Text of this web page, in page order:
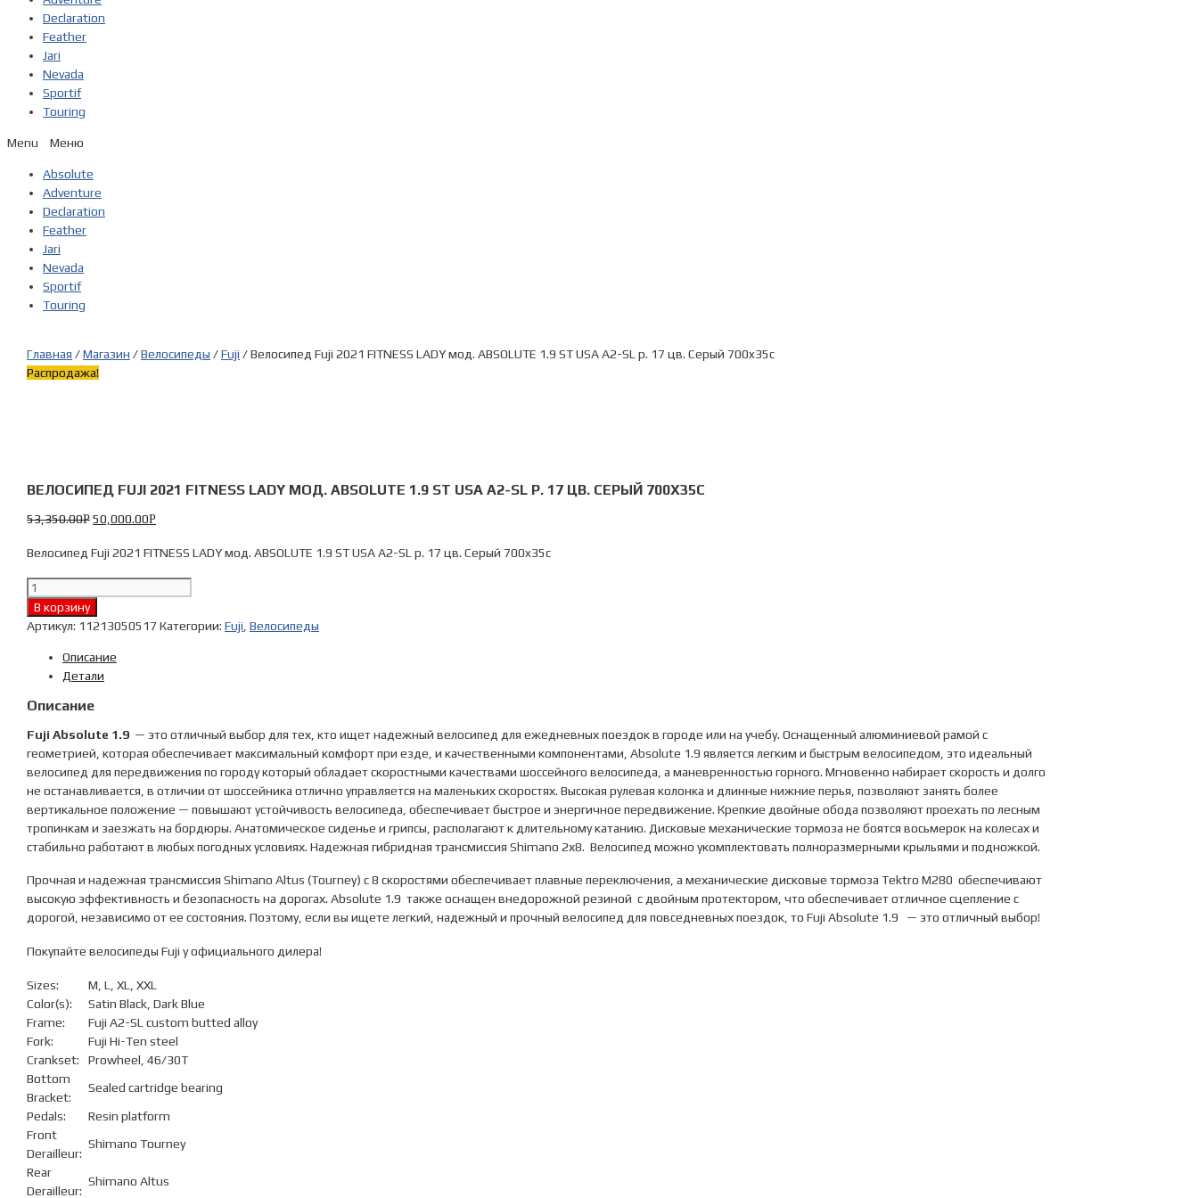
Declaration
Feather
Jari
Nevada
Sportif
Touring
Menu
Absolute
Adventure
Declaration
Feather
Jari
Nevada
Sportif
Touring
Главная /Магазин /Велосипеды /Fuji / Велосипед Fuji 2021 FITNESS LADY мод. ABSOLUTE 1.9 ST USA A2-SL р. 17 цв. Серый 700x35c
Распродажа!
ВЕЛОСИПЕД FUJI 2021 FITNESS LADY МОД. ABSOLUTE 1.9 ST USA A2-SL Р. 17 ЦВ. СЕРЫЙ 700X35C
53,350.00Р 50,000.00Р
Велосипед Fuji 2021 FITNESS LADY мод. ABSOLUTE 1.9 ST USA A2-SL р. 17 цв. Серый 700x35c
Количество
Велосипед
Fuji
FITNESS
LADY
мод.
1.9
ST
USA
A2-
SL
р.
17
Серый
700x35c
В корзину
Артикул: 11213050517 Категории: Fuji Велосипеды
Описание
Детали
Описание
Fuji Absolute 1.9 — это отличный выбор для тех, кто ищет надежный велосипед для ежедневных поездок в городе или на учебу. Оснащенный алюминиевой рамой с
геометрией, которая обеспечивает максимальный комфорт при езде, и качественными компонентами, Absolute 1.9 является легким и быстрым велосипедом, это идеальный
велосипед для передвижения по городу который обладает скоростными качествами шоссейного велосипеда, а маневренностью горного. Мгновенно набирает скорость и долго
не останавливается, в отличии от шоссейника отлично управляется на маленьких скоростях. Высокая рулевая колонка и длинные нижние перья, позволяют занять более
вертикальное положение — повышают устойчивость велосипеда, обеспечивает быстрое и энергичное передвижение. Крепкие двойные обода позволяют проехать по лесным
тропинкам и заезжать на бордюры. Анатомическое сиденье и грипсы, располагают к длительному катанию. Дисковые механические тормоза не боятся восьмерок на колесах и
стабильно работают в любых погодных условиях. Надежная гибридная трансмиссия Shimano 2х8. Велосипед можно укомплектовать полноразмерными крыльями и подножкой.
Прочная и надежная трансмиссия Shimano Altus (Tourney) с 8 скоростями обеспечивает плавные переключения, а механические дисковые тормоза Tektro M280 обеспечивают
высокую эффективность и безопасность на дорогах. Absolute 1.9 также оснащен внедорожной резиной с двойным протектором, что обеспечивает отличное сцепление с
дорогой, независимо от ее состояния. Поэтому, если вы ищете легкий, надежный и прочный велосипед для повседневных поездок, то Fuji Absolute 1.9 — это отличный выбор!
Покупайте велосипеды Fuji у официального дилера!
Sizes:
M, L, XL, XXL
Color(s):
Satin Black, Dark Blue
Frame:
Fuji A2-SL custom butted alloy
Fork:
Fuji Hi-Ten steel
Crankset:
Prowheel, 46/30T
Bottom
Bracket:
Sealed cartridge bearing
Pedals:
Resin platform
Front
Derailleur:
Shimano Tourney
Rear
Derailleur:
Shimano Altus